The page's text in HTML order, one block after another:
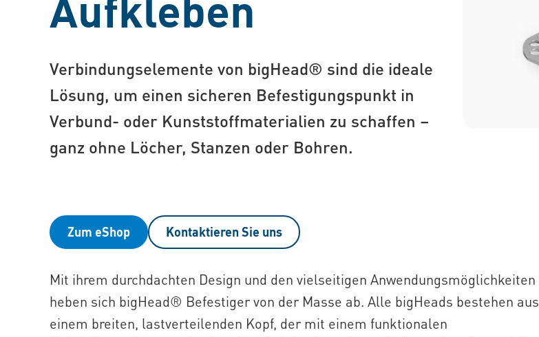
Verbindungselemente von bigHead® sind die ideale
Lösung, um einen sicheren Befestigungspunkt in
Verbund- oder Kunststoffmaterialien zu schaffen –
ganz ohne Löcher, Stanzen oder Bohren.
Zum eShop Kontaktieren Sie uns
Mit ihrem durchdachten Design und den vielseitigen Anwendungsmöglichkeiten
heben sich bigHead® Befestiger von der Masse ab. Alle bigHeads bestehen aus
einem breiten, lastverteilenden Kopf, der mit einem funktionalen